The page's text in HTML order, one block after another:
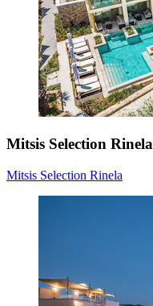
Mitsis Selection Rinela
Mitsis Selection Rinela